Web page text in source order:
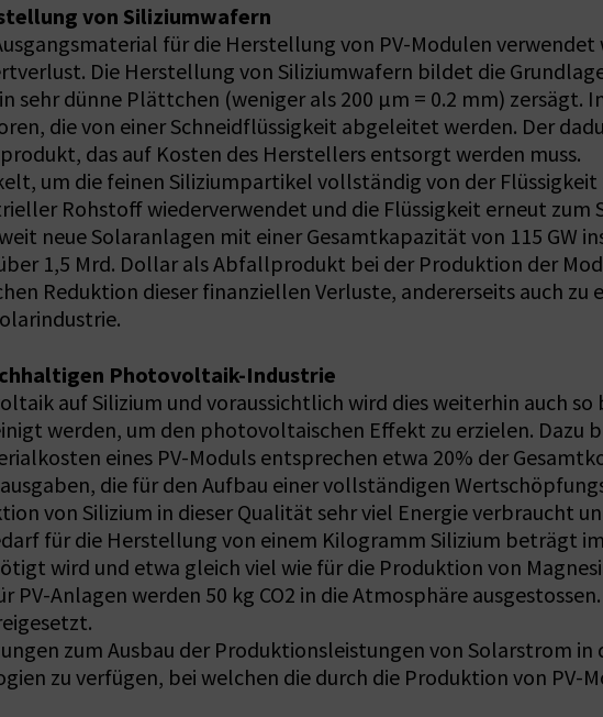
von Siliziumwafern
für die Herstellung von PV-Modulen
Die Herstellung von Siliziumwafern bildet die
sehr dünne Plättchen (weniger als 200 µm = 0.2 mm) zersägt.
die von einer Schneidflüssigkeit abgeleitet werden. Der
das auf Kosten des Herstellers entsorgt werden muss.
um die feinen Siliziumpartikel vollständig von der
Rohstoff wiederverwendet und die Flüssigkeit erneut zum
neue Solaranlagen mit einer Gesamtkapazität von 115 GW
1,5 Mrd. Dollar als Abfallprodukt bei der Produktion der
Reduktion dieser finanziellen Verluste, andererseits auch zu
Photovoltaik-Industrie
auf Silizium und voraussichtlich wird dies weiterhin auch
werden, um den photovoltaischen Effekt zu erzielen. Dazu
eines PV-Moduls entsprechen etwa 20% der
die für den Aufbau einer vollständigen
von Silizium in dieser Qualität sehr viel Energie verbraucht
für die Herstellung von einem Kilogramm Silizium beträgt
wird und etwa gleich viel wie für die Produktion von
Anlagen werden 50 kg CO2 in die Atmosphäre
zum Ausbau der Produktionsleistungen von Solarstrom
zu verfügen, bei welchen die durch die Produktion von PV-